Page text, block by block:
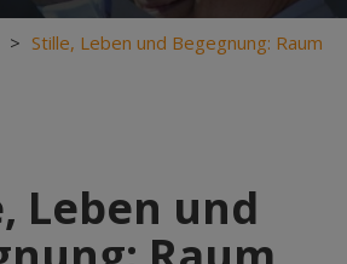
> Stille, Leben und Begegnung: Raum
Leben und